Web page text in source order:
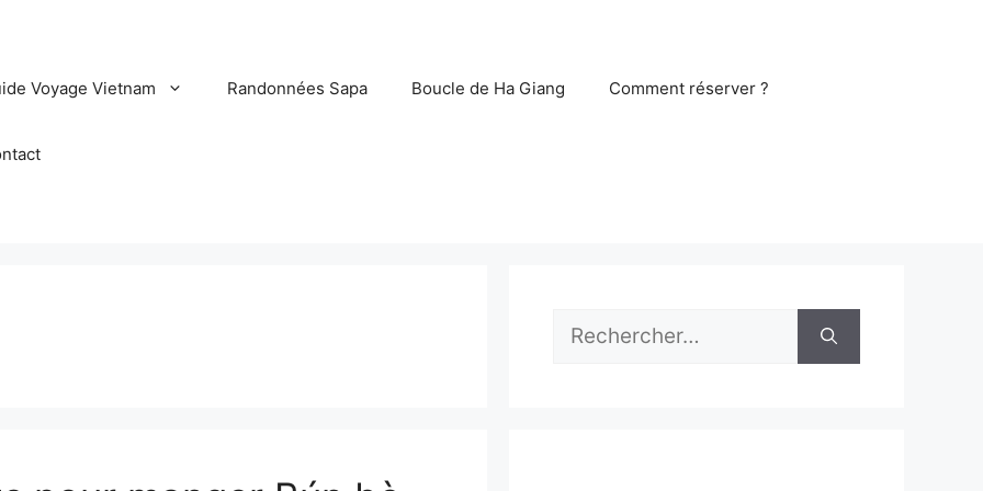
Voyage Vietnam Randonnées Sapa Boucle de Ha Giang Comment réserver ?
Rechercher :